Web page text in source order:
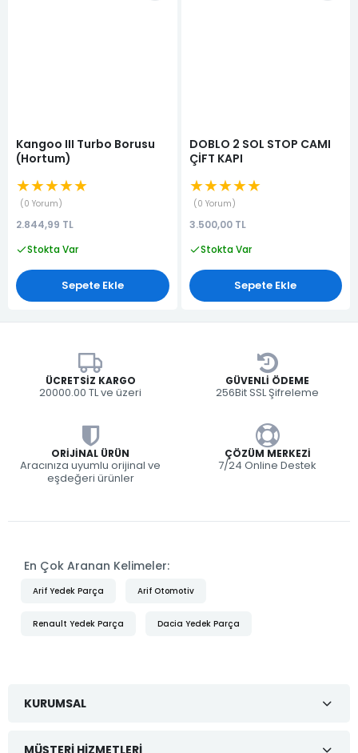
Kangoo III Turbo Borusu
(Hortum)
★★★★★
0 Yorum
2.844,99 TL
Stokta Var
Sepete Ekle
DOBLO 2 SOL STOP CAMI
ÇİFT KAPI
★★★★★
0 Yorum
3.500,00 TL
Stokta Var
Sepete Ekle
ÜCRETSIZ KARGO
20000.00 TL ve üzeri
GÜVENLI ÖDEME
256Bit SSL Şifreleme
ORIJINAL ÜRÜN
Aracınıza uyumlu orijinal ve
eşdeğeri ürünler
ÇÖZÜM MERKEZI
7/24 Online Destek
En Çok Aranan Kelimeler:
Arif Yedek Parça Arif Otomotiv
Renault Yedek Parça Dacia Yedek Parça
KURUMSAL